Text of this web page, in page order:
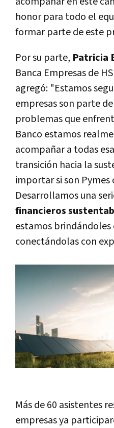
honor para todo el
formar parte de este
Por su parte, Patricia
Banca Empresas de
agregó: "Estamos
empresas son parte
problemas que
Banco estamos
acompañar a todas
transición hacia la
importar si son Pymes
Desarrollamos una
financieros
estamos brindándoles
conectándolas con
Más de 60 asistentes
empresas ya